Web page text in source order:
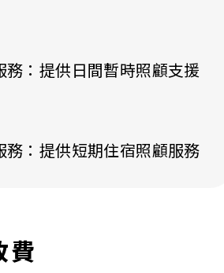
務：提供日間暫時照顧支援
務：提供短期住宿照顧服務
費